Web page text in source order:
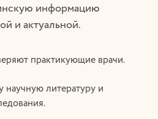
информацию
и актуальной.
практикующие врачи.
научную литературу и